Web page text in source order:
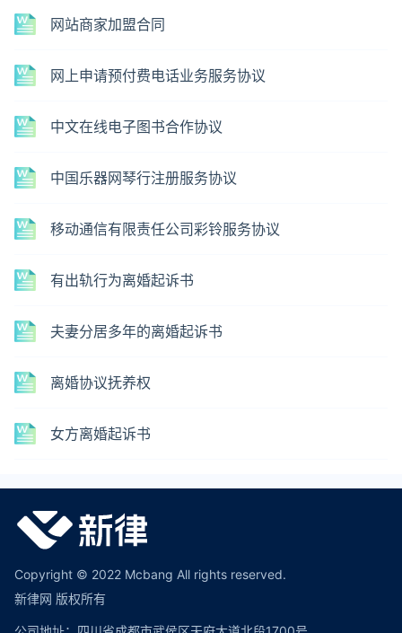
网站商家加盟合同
网上申请预付费电话业务服务协议
中文在线电子图书合作协议
中国乐器网琴行注册服务协议
移动通信有限责任公司彩铃服务协议
有出轨行为离婚起诉书
夫妻分居多年的离婚起诉书
离婚协议抚养权
女方离婚起诉书
Copyright © 2022 Mcbang All rights reserved.
新律网 版权所有